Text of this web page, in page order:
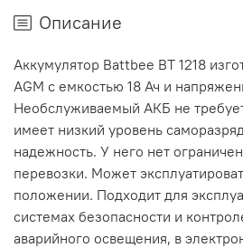
Описание
Аккумулятор Battbee ВТ 1218
AGM с емкостью 18 Ач и
Необслуживаемый АКБ не
имеет низкий уровень
надежность. У него нет
перевозки. Может
положении. Подходит для
системах безопасности и
аварийного освещения, в